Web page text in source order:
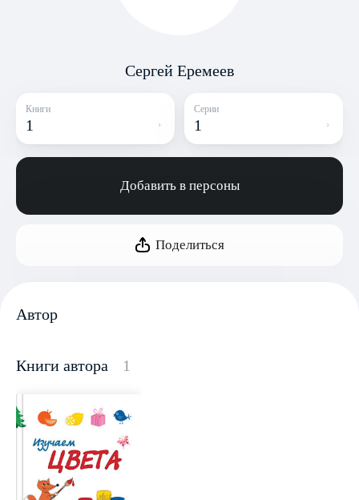
Сергей Еремеев
Книги
1
Серии
1
Добавить в персоны
Поделиться
Автор
Книги автора 1